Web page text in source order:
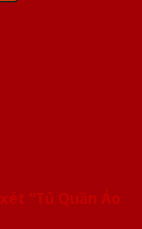
“Tủ Quần Áo